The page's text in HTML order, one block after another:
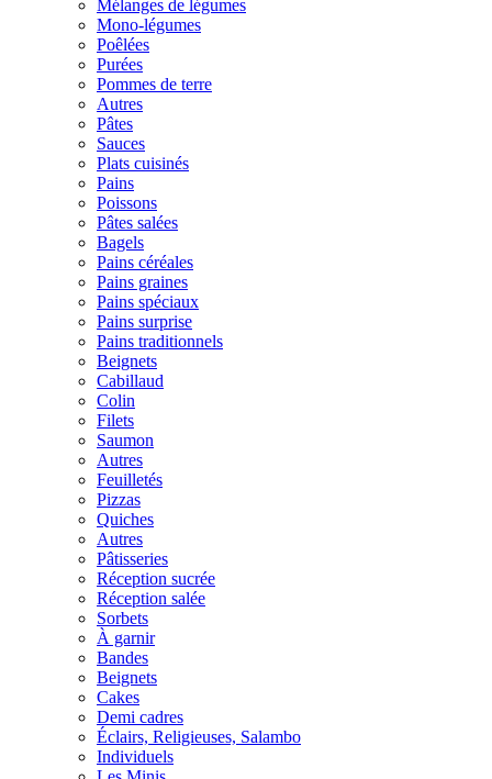
Mélanges de légumes
Mono-légumes
Poêlées
Purées
Pommes de terre
Autres
Pâtes
Sauces
Plats cuisinés
Pains
Poissons
Pâtes salées
Bagels
Pains céréales
Pains graines
Pains spéciaux
Pains surprise
Pains traditionnels
Beignets
Cabillaud
Colin
Filets
Saumon
Autres
Feuilletés
Pizzas
Quiches
Autres
Pâtisseries
Réception sucrée
Réception salée
Sorbets
À garnir
Bandes
Beignets
Cakes
Demi cadres
Éclairs, Religieuses, Salambo
Individuels